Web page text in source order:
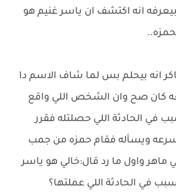
انه اكتشف ان ياسر غنيم هو
انه بيحلم بس لما شاف الاسم دا
كان صح وان الشخص اللي واقع
في الحادثة اللي حصلتله فقرر
ويسأله فقام حمزه من جمب
ماهر واول ما رد قال:خالي هو ياسر
في الحادثة اللي عملتها؟